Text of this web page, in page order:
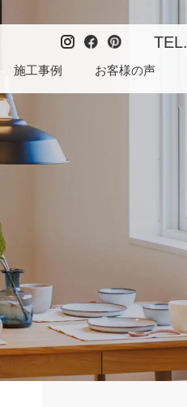
TEL.
施工事例 お客様の声